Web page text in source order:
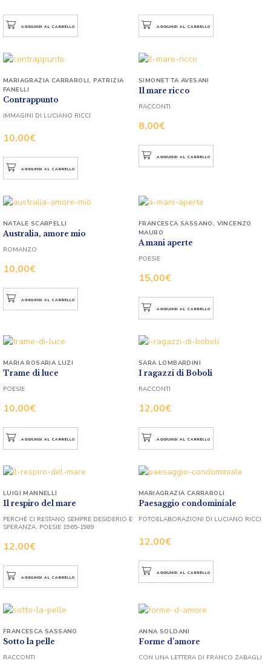
AGGIUNGI AL CARRELLO AGGIUNGI AL CARRELLO
Contrappunto
10,00€
MARIAGRAZIA CARRAROLI,PATRIZIA
FANELLI
IMMAGINI DI LUCIANO RICCI
AGGIUNGI AL CARRELLO
Il mare ricco
8,00€
SIMONETTA AVESANI
RACCONTI
AGGIUNGI AL CARRELLO
Australia, amore mio
10,00€
NATALE SCARPELLI
ROMANZO
AGGIUNGI AL CARRELLO
A mani aperte
15,00€
FRANCESCA SASSANO, VINCENZO
MAURO
POESIE
AGGIUNGI AL CARRELLO
Trame di luce
10,00€
MARIA ROSARIA LUZI
POESIE
AGGIUNGI AL CARRELLO
I ragazzi di Boboli
12,00€
SARA LOMBARDINI
RACCONTI
AGGIUNGI AL CARRELLO
Il respiro del mare
12,00€
LUIGI MANNELLI
PERCHÉ CI RESTANO SEMPRE DESIDERIO E
SPERANZA. POESIE 1965-1989
AGGIUNGI AL CARRELLO
Paesaggio condominiale
12,00€
MARIAGRAZIA CARRAROLI
FOTOELABORAZIONI DI LUCIANO RICCI
AGGIUNGI AL CARRELLO
Sotto la pelle
FRANCESCA SASSANO
RACCONTI
Forme d’amore
ANNA SOLDANI
CON UNA LETTERA DI FRANCO ZABAGLI